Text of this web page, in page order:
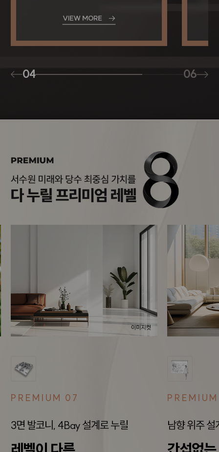
04 06
PREMIUM 07
3면 발코니, 4Bay 설계로 누릴 남향 위주